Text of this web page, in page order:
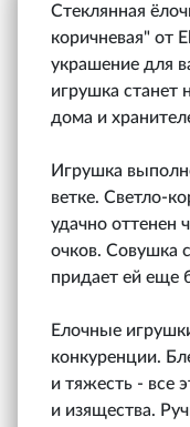
Стеклянная
коричневая" от
украшение для
игрушка станет
дома и
Игрушка
ветке. Светло-
удачно оттенен
очков. Совушка
придает ей еще
Елочные
конкуренции.
и тяжесть - все
и изящества.